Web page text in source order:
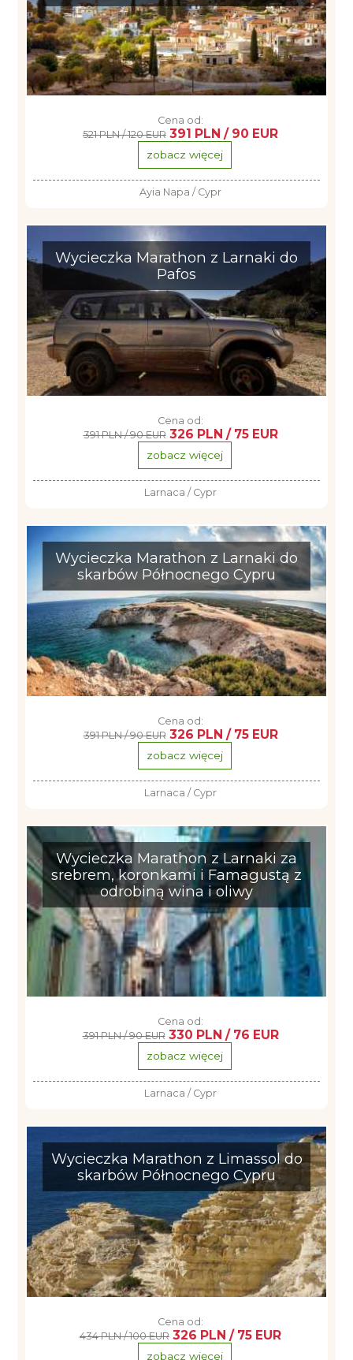
Cena od:
521 PLN / 120 EUR 391 PLN / 90 EUR
zobacz więcej
Ayia Napa / Cypr
Wycieczka Marathon z Larnaki do
Pafos
Cena od:
391 PLN / 90 EUR 326 PLN / 75 EUR
zobacz więcej
Larnaca / Cypr
Wycieczka Marathon z Larnaki do
skarbów Północnego Cypru
Cena od:
391 PLN / 90 EUR 326 PLN / 75 EUR
zobacz więcej
Larnaca / Cypr
Wycieczka Marathon z Larnaki za
srebrem, koronkami i Famagustą z
odrobiną wina i oliwy
Cena od:
391 PLN / 90 EUR 330 PLN / 76 EUR
zobacz więcej
Larnaca / Cypr
Wycieczka Marathon z Limassol do
skarbów Północnego Cypru
Cena od:
434 PLN / 100 EUR 326 PLN / 75 EUR
zobacz więcej